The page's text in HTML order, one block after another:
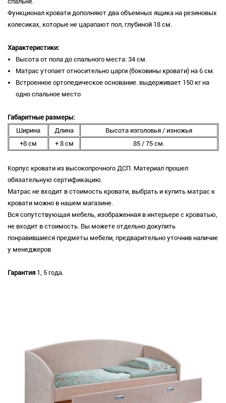
Функционал кровати дополняют два объемных ящика на резиновых
колесиках, которые не царапают пол, глубиной 18 см.
Характеристики:
Высота от пола до спального места: 34 см.
Матрас утопает относительно царги (боковины кровати) на 6 см.
Встроенное ортопедическое основание. выдерживает 150 кг на
одно спальное место
Габаритные размеры:
Ширина
Длина
Высота изголовья / изножья
+8 см
+ 8 см 85 / 75 см.
Корпус кровати из высокопрочного ДСП. Материал прошел
обязательную сертификацию.
Матрас не входит в стоимость кровати, выбрать и купить матрас к
кровати можно в нашем магазине.
Вся сопутствующая мебель, изображенная в интерьере с кроватью,
не входит в стоимость. Вы можете отдельно докупить
понравившиеся предметы мебели, предварительно уточнив наличие
у менеджеров
Гарантия 1, 5 года.